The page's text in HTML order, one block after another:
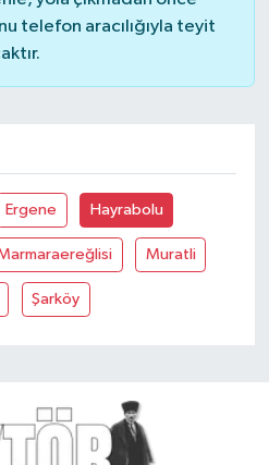
telefon aracılığıyla teyit
Ergene Hayrabolu
Muratli
Şarköy